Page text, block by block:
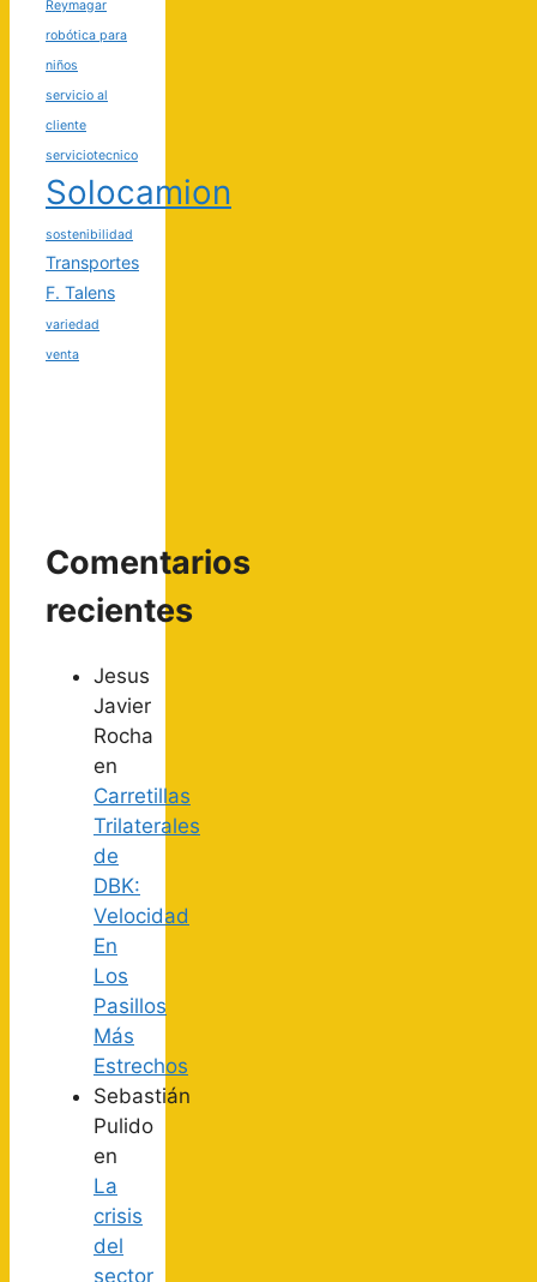
Reymagar
robótica para
niños
servicio al
cliente
serviciotecnico
Solocamion
sostenibilidad
Transportes
F. Talens
variedad
venta
Comentarios
recientes
Jesus
Javier
Rocha
en
Carretillas
Trilaterales
de
DBK:
Velocidad
En
Los
Pasillos
Más
Estrechos
Sebastián
Pulido
en
La
crisis
del
sector